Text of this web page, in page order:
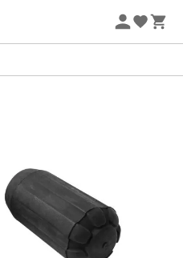
2 produits* code Summer5